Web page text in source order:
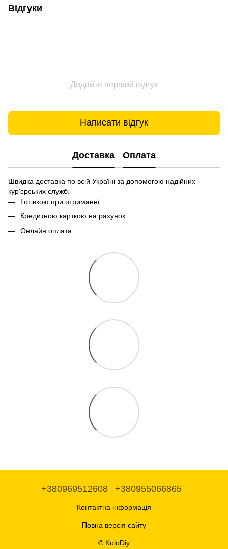
Відгуки
Додайте перший відгук
Написати відгук
Доставка Оплата
Швидка доставка по всій Україні за допомогою надійних
кур'єрських служб.
Готівкою при отриманні
Кредитною карткою на рахунок
Онлайн оплата
+380969512608 +380955066865
Контактна інформація
Повна версія сайту
© KoloDiy